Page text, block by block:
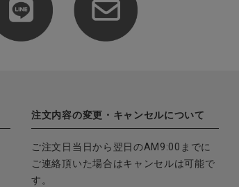
注文内容の変更・キャンセルについて
ご注文日当日から翌日のAM9:00までに
ご連絡頂いた場合はキャンセルは可能で
す。